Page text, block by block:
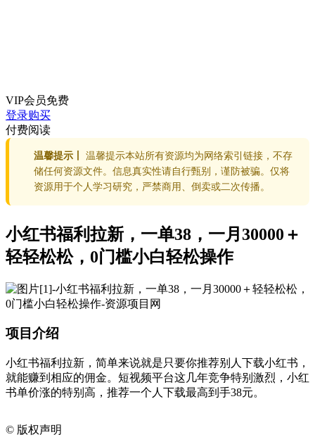
VIP会员免费
登录购买
付费阅读
温馨提示丨
温馨提示本站所有资源均为网络索引链接，不存
储任何资源文件。信息真实性请自行甄别，谨防被骗。仅将
资源用于个人学习研究，严禁商用、倒卖或二次传播。
小红书福利拉新，一单38，一月30000＋
轻轻松松，0门槛小白轻松操作
项目介绍
小红书福利拉新，简单来说就是只要你推荐别人下载小红书，
就能赚到相应的佣金。短视频平台这几年竞争特别激烈，小红
书单价涨的特别高，推荐一个人下载最高到手38元。
© 版权声明